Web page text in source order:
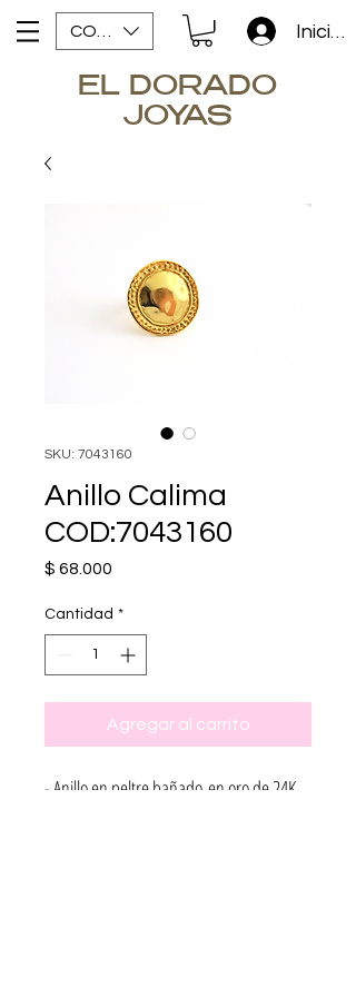
COP ($) Iniciar
EL DORADO
JOYAS
SKU: 7043160
Anillo Calima
COD:7043160
$ 68.000
Cantidad *
Agregar al carrito
- Anillo en peltre bañado en oro de 24K